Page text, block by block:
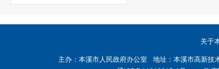
关于
主办：本溪市人民政府办公室 地址：本溪市高新